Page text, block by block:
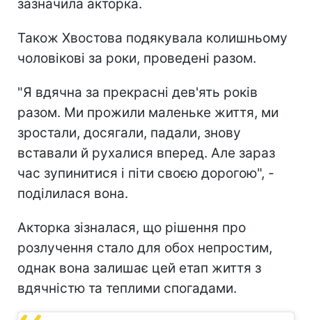
зазначила акторка.
Також Хвостова подякувала колишньому
чоловікові за роки, проведені разом.
"Я вдячна за прекрасні дев'ять років
разом. Ми прожили маленьке життя, ми
зростали, досягали, падали, знову
вставали й рухалися вперед. Але зараз
час зупинитися і піти своєю дорогою", -
поділилася вона.
Акторка зізналася, що рішення про
розлучення стало для обох непростим,
однак вона залишає цей етап життя з
вдячністю та теплими спогадами.